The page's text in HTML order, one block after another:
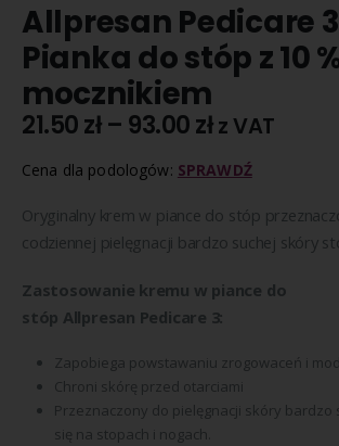
Allpresan Pedicare 3
Pianka do stóp z 10
mocznikiem
21.50zł– 93.00zł z VAT
Cena dla podologów: SPRAWDŹ
Oryginalny krem w piance do stóp
codziennej pielęgnacji bardzo suchej skóry
Zastosowanie kremu w piance do
stóp Allpresan Pedicare 3:
Zapobiega powstawaniu zrogowaceń i
Chroni skórę przed otarciami
Przeznaczony do pielęgnacji skóry bardzo
się na stopach i nogach.